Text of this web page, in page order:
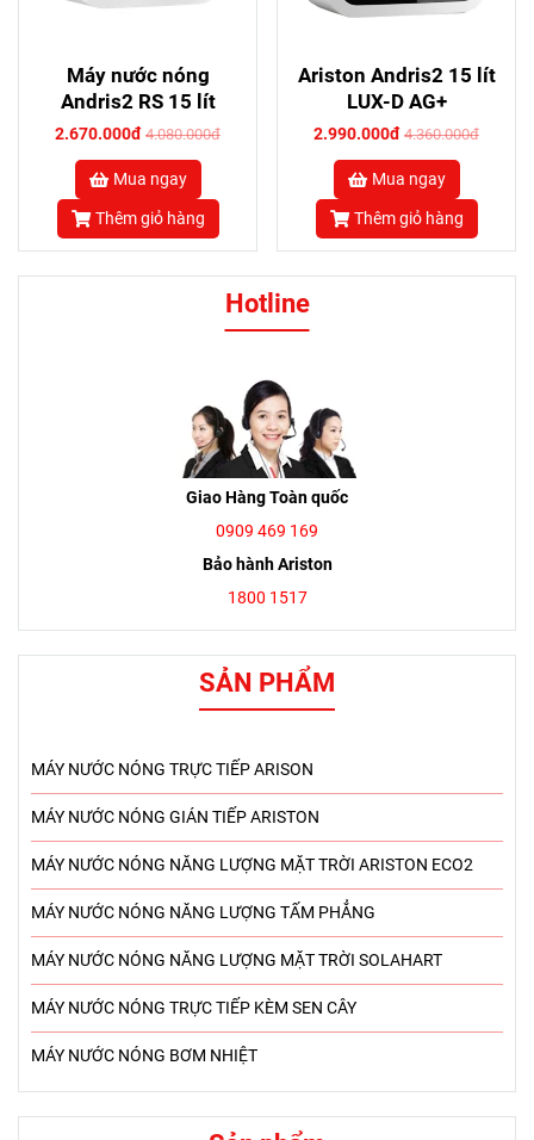
Máy nước nóng
Andris2 RS 15 lít
2.670.000đ 4.080.000đ
Mua ngay
Thêm giỏ hàng
Ariston Andris2 15 lít
LUX-D AG+
2.990.000đ 4.360.000đ
Mua ngay
Thêm giỏ hàng
Hotline
Giao Hàng Toàn quốc
0909 469 169
Bảo hành Ariston
1800 1517
SẢN PHẨM
MÁY NƯỚC NÓNG TRỰC TIẾP ARISON
MÁY NƯỚC NÓNG GIÁN TIẾP ARISTON
MÁY NƯỚC NÓNG NĂNG LƯỢNG MẶT TRỜI ARISTON ECO2
MÁY NƯỚC NÓNG NĂNG LƯỢNG TẤM PHẲNG
MÁY NƯỚC NÓNG NĂNG LƯỢNG MẶT TRỜI SOLAHART
MÁY NƯỚC NÓNG TRỰC TIẾP KÈM SEN CÂY
MÁY NƯỚC NÓNG BƠM NHIỆT